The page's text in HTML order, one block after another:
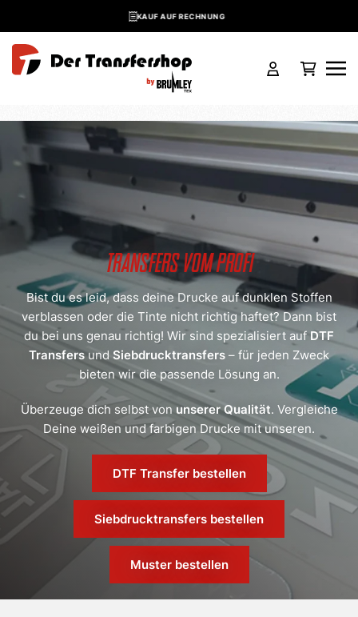
Skip to main content
Transfers vom Profi
Bist du es leid, dass deine Drucke auf dunklen Stoffen
verblassen oder die Tinte nicht richtig haftet? Dann bist
du bei uns genau richtig! Wir sind spezialisiert auf DTF
Transfers und Siebdrucktransfers – für jeden Zweck
bieten wir die passende Lösung an.
Überzeuge dich selbst von unserer Qualität. Vergleiche
Deine weißen und farbigen Drucke mit unseren.
DTF Transfer bestellen
Siebdrucktransfers bestellen
Muster bestellen